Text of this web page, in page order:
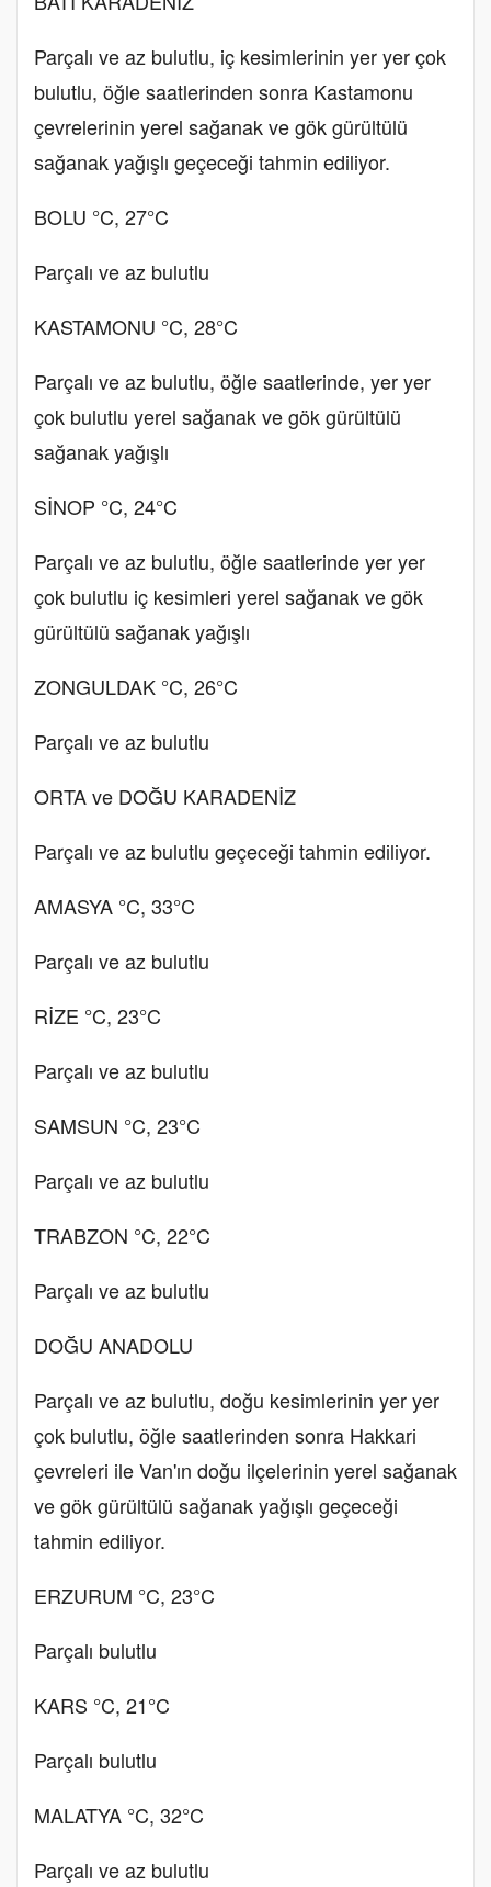
Parçalı ve az bulutlu, iç kesimlerinin yer yer çok
bulutlu, öğle saatlerinden sonra Kastamonu
çevrelerinin yerel sağanak ve gök gürültülü
sağanak yağışlı geçeceği tahmin ediliyor.
BOLU °C, 27°C
Parçalı ve az bulutlu
KASTAMONU °C, 28°C
Parçalı ve az bulutlu, öğle saatlerinde, yer yer
çok bulutlu yerel sağanak ve gök gürültülü
sağanak yağışlı
SİNOP °C, 24°C
Parçalı ve az bulutlu, öğle saatlerinde yer yer
çok bulutlu iç kesimleri yerel sağanak ve gök
gürültülü sağanak yağışlı
ZONGULDAK °C, 26°C
Parçalı ve az bulutlu
ORTA ve DOĞU KARADENİZ
Parçalı ve az bulutlu geçeceği tahmin ediliyor.
AMASYA °C, 33°C
Parçalı ve az bulutlu
RİZE °C, 23°C
Parçalı ve az bulutlu
SAMSUN °C, 23°C
Parçalı ve az bulutlu
TRABZON °C, 22°C
Parçalı ve az bulutlu
DOĞU ANADOLU
Parçalı ve az bulutlu, doğu kesimlerinin yer yer
çok bulutlu, öğle saatlerinden sonra Hakkari
çevreleri ile Van'ın doğu ilçelerinin yerel sağanak
ve gök gürültülü sağanak yağışlı geçeceği
tahmin ediliyor.
ERZURUM °C, 23°C
Parçalı bulutlu
KARS °C, 21°C
Parçalı bulutlu
MALATYA °C, 32°C
Parçalı ve az bulutlu